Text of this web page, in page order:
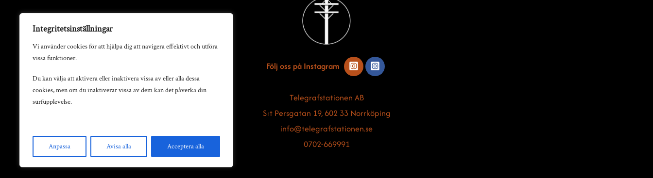
Integritetsinställningar
Vi använder cookies för att hjälpa dig att navigera effektivt och utföra
vissa funktioner.
Du kan välja att aktivera eller inaktivera vissa av eller alla dessa
cookies, men om du inaktiverar vissa av dem kan det påverka din
surfupplevelse.
Anpassa Avisa alla Acceptera alla
To
Följ oss på Instagram
Telegrafstationen AB
S:t Persgatan 19, 602 33 Norrköping
info@telegrafstationen.se
0702-669991